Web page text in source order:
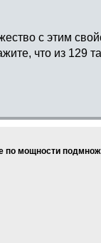
с этим
что из 129
по мощности